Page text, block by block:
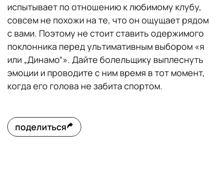
испытывает по отношению к любимому клубу,
совсем не похожи на те, что он ощущает рядом
с вами. Поэтому не стоит ставить одержимого
поклонника перед ультимативным выбором «я
или „Динамо“». Дайте болельщику выплеснуть
эмоции и проводите с ним время в тот момент,
когда его голова не забита спортом.
поделиться